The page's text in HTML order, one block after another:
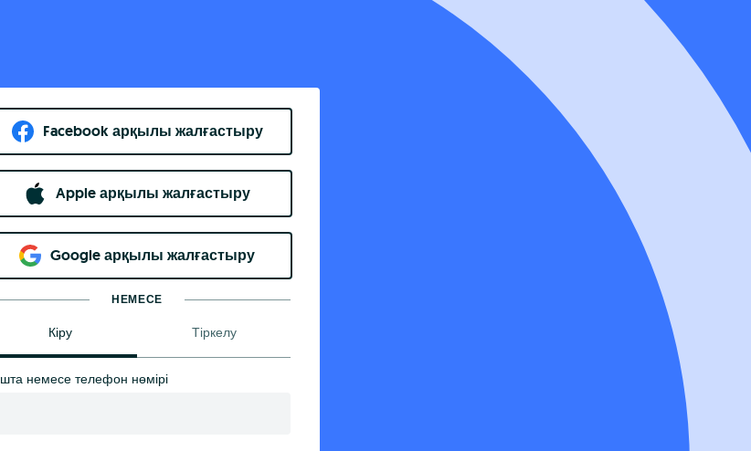
Facebook арқылы жалғастыру
Apple арқылы жалғастыру
Google арқылы жалғастыру
НЕМЕСЕ
Кіру Тіркелу
немесе телефон нөмірі